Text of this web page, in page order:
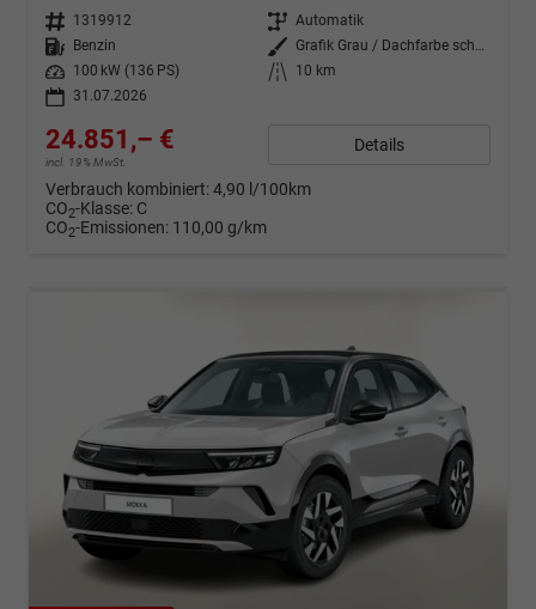
Fahrzeugnr. 1319912 Getriebe Automatik
Kraftstoff
Benzin Außenfarbe
Grafik Grau / Dachfarbe schwarz
Leistung
100 kW (136 PS) Kilometerstand
10 km
31.07.2026
24.851,– €
incl. 19% MwSt.
Details
Verbrauch kombiniert:4,90 l/100km
CO2-Klasse: C
CO2-Emissionen: 110,00 g/km